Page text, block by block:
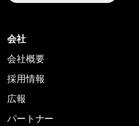
会社
会社概要
採用情報
広報
パートナー